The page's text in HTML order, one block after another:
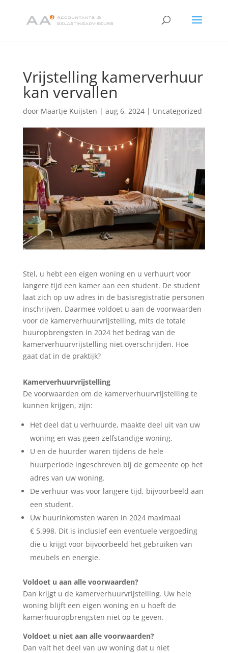
Vrijstelling kamerverhuur
kan vervallen
door Maartje Kuijsten | aug 6, 2024| Uncategorized
Stel, u hebt een eigen woning en u verhuurt voor
langere tijd een kamer aan een student. De student
laat zich op uw adres in de basisregistratie personen
inschrijven. Daarmee voldoet u aan de voorwaarden
voor de kamerverhuurvrijstelling, mits de totale
huuropbrengsten in 2024 het bedrag van de
kamerverhuurvrijstelling niet overschrijden. Hoe
gaat dat in de praktijk?
Kamerverhuurvrijstelling
De voorwaarden om de kamerverhuurvrijstelling te
kunnen krijgen, zijn:
Het deel dat u verhuurde, maakte deel uit van uw
woning en was geen zelfstandige woning.
U en de huurder waren tijdens de hele
huurperiode ingeschreven bij de gemeente op het
adres van uw woning.
De verhuur was voor langere tijd, bijvoorbeeld aan
een student.
Uw huurinkomsten waren in 2024 maximaal
€ 5.998. Dit is inclusief een eventuele vergoeding
die u krijgt voor bijvoorbeeld het gebruiken van
meubels en energie.
Voldoet u aan alle voorwaarden?
Dan krijgt u de kamerverhuurvrijstelling. Uw hele
woning blijft een eigen woning en u hoeft de
kamerhuuropbrengsten niet op te geven.
Voldoet u niet aan alle voorwaarden?
Dan valt het deel van uw woning dat u niet